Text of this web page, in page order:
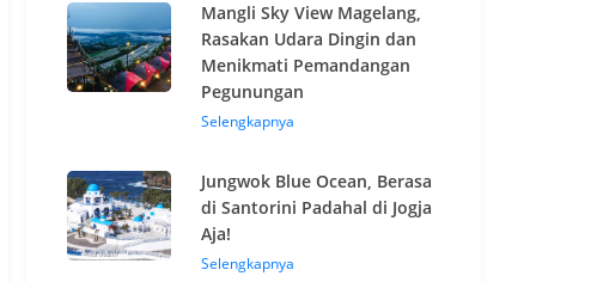
Mangli Sky View Magelang,
Rasakan Udara Dingin dan
Menikmati Pemandangan
Pegunungan
Selengkapnya
Jungwok Blue Ocean, Berasa
di Santorini Padahal di Jogja
Aja!
Selengkapnya